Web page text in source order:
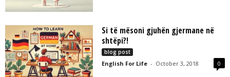
Si të mësoni gjuhën gjermane në
shtëpi?!
blog post
English For Life - October 3, 2018 0